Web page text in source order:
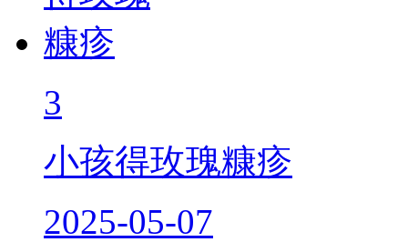
3
小孩得玫瑰糠疹
2025-05-07